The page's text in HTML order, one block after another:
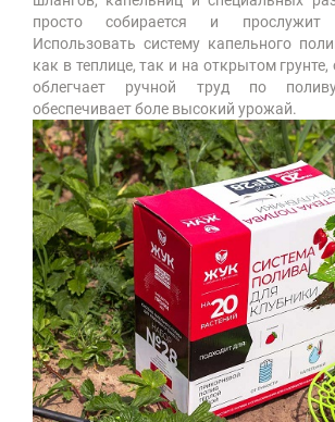
просто собирается и
Использовать систему капельного
как в теплице, так и на открытом
облегчает ручной труд по
обеспечивает боле высокий урожай.